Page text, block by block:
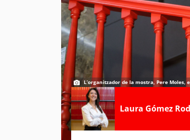
L’organitzador de la mostra, Pere
Laura Gómez